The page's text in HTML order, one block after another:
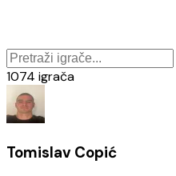
1074 igrača
Tomislav Copić